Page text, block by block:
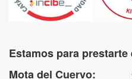
Estamos para
Mota del Cuervo: